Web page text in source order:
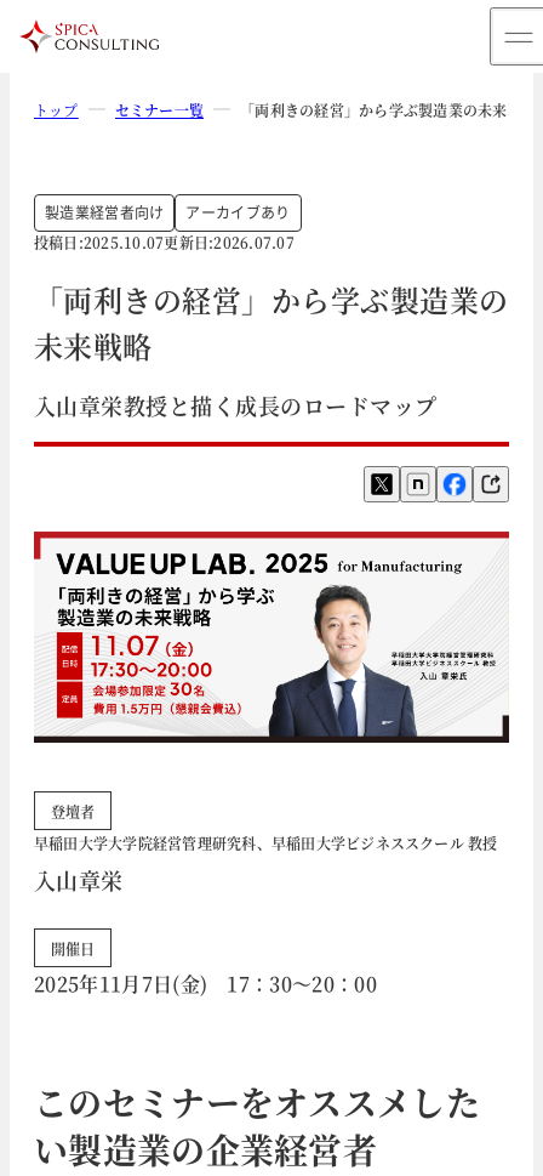
トップ セミナー一覧 「両利きの経営」から学ぶ製造業の未来戦略
製造業経営者向け アーカイブあり
投稿日:2025.10.07更新日:2026.07.07
「両利きの経営」から学ぶ製造業の
未来戦略
入山章栄教授と描く成長のロードマップ
登壇者
早稲田大学大学院経営管理研究科、早稲田大学ビジネススクール 教授
入山章栄
開催日
2025年11月7日(金) 17：30～20：00
このセミナーをオススメした
い製造業の企業経営者